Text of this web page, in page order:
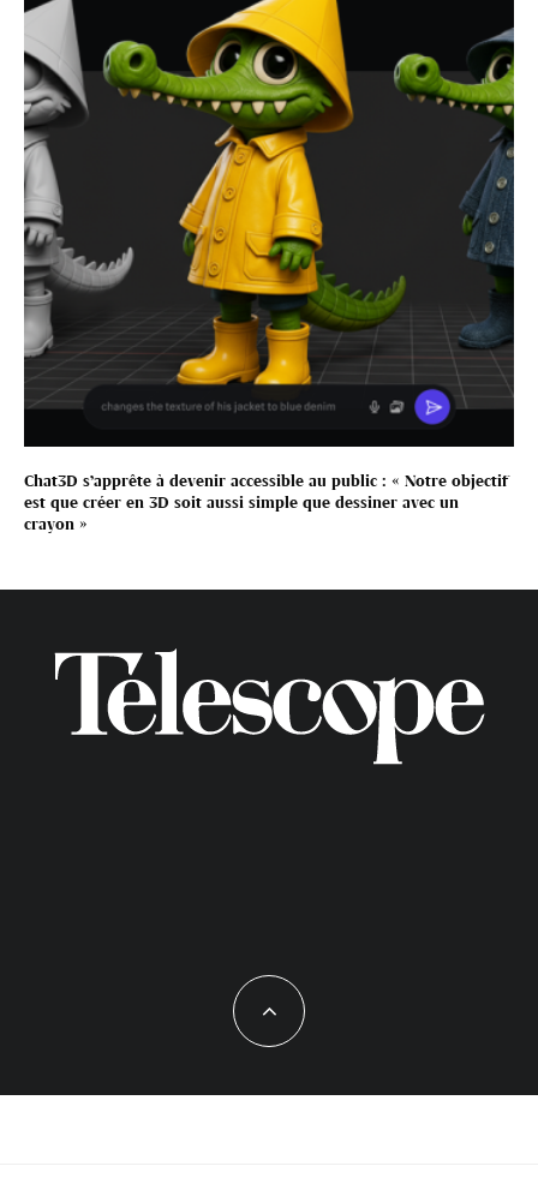
Chat3D s’apprête à devenir accessible au public : « Notre objectif
est que créer en 3D soit aussi simple que dessiner avec un
crayon »